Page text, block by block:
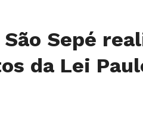
Sepé
da Lei